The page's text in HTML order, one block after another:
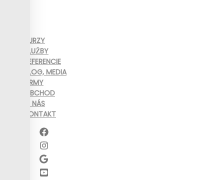
KURZY
SLUŽBY
REFERENCIE
BLOG, MEDIA
FIRMY
OBCHOD
O NÁS
KONTAKT